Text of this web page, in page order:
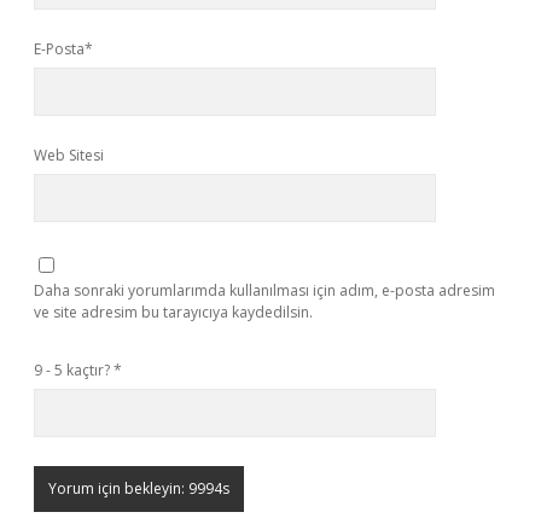
E-Posta*
Web Sitesi
Daha sonraki yorumlarımda kullanılması için adım, e-posta adresim
ve site adresim bu tarayıcıya kaydedilsin.
9 - 5 kaçtır?*